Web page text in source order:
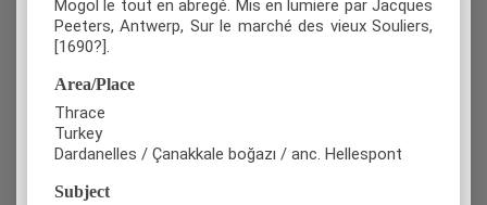
Mogol le tout en abregé. Mis en lumiere par Jacques
Peeters, Antwerp, Sur le marché des vieux Souliers,
[1690?].
Area/Place
Thrace
Turkey
Dardanelles / Çanakkale boğazı / anc. Hellespont
Subject